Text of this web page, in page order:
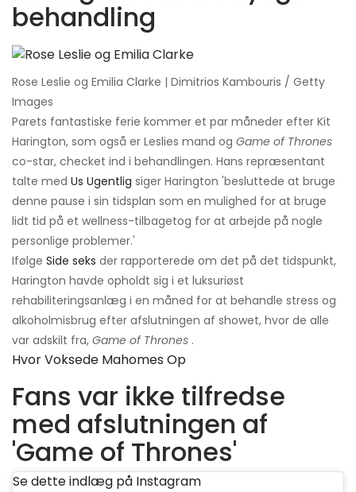
behandling
Rose Leslie og Emilia Clarke | Dimitrios Kambouris / Getty
Images
Parets fantastiske ferie kommer et par måneder efter Kit
Harington, som også er Leslies mand og Game of Thrones
co-star, checket ind i behandlingen. Hans repræsentant
talte med Us Ugentlig siger Harington 'besluttede at bruge
denne pause i sin tidsplan som en mulighed for at bruge
lidt tid på et wellness-tilbagetog for at arbejde på nogle
personlige problemer.'
Ifølge Side seks der rapporterede om det på det tidspunkt,
Harington havde opholdt sig i et luksuriøst
rehabiliteringsanlæg i en måned for at behandle stress og
alkoholmisbrug efter afslutningen af ​​showet, hvor de alle
var adskilt fra, Game of Thrones .
Hvor Voksede Mahomes Op
Fans var ikke tilfredse
med afslutningen af ​​
'Game of Thrones'
Se dette indlæg på Instagram